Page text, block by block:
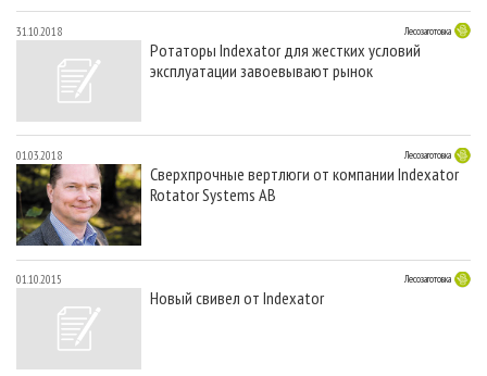
31.10.2018 Лесозаготовка
Ротаторы Indexator для жестких условий
эксплуатации завоевывают рынок
01.03.2018 Лесозаготовка
Сверхпрочные вертлюги от компании Indexator
Rotator Systems AB
01.10.2015 Лесозаготовка
Новый свивел от Indexator